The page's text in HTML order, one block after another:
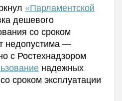
«Парламентской
дешевого
со сроком
недопустима —
с Ростехнадзором
надежных
сроком эксплуатации